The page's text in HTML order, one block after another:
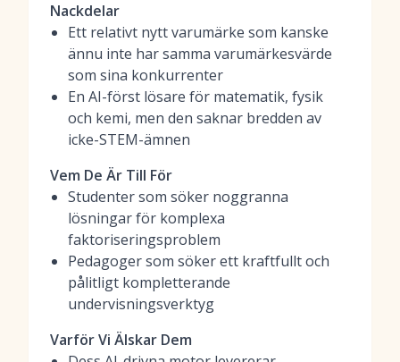
Nackdelar
Ett relativt nytt varumärke som kanske
ännu inte har samma varumärkesvärde
som sina konkurrenter
En AI-först lösare för matematik, fysik
och kemi, men den saknar bredden av
icke-STEM-ämnen
Vem De Är Till För
Studenter som söker noggranna
lösningar för komplexa
faktoriseringsproblem
Pedagoger som söker ett kraftfullt och
pålitligt kompletterande
undervisningsverktyg
Varför Vi Älskar Dem